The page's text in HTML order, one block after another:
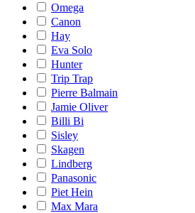
Omega
Canon
Hay
Eva Solo
Hunter
Trip Trap
Pierre Balmain
Jamie Oliver
Billi Bi
Sisley
Skagen
Lindberg
Panasonic
Piet Hein
Max Mara